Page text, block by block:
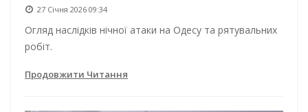
27 Січня 2026 09:34
Огляд наслідків нічної атаки на Одесу та рятувальних
робіт.
Продовжити Читання